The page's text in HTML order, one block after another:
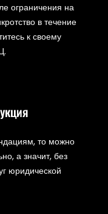
ограничения на
в течение
к своему
то можно
а значит, без
юридической